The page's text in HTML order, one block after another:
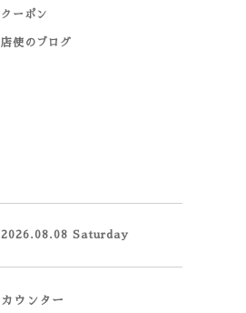
クーポン
店使のブログ
2026.08.08 Saturday
カウンター